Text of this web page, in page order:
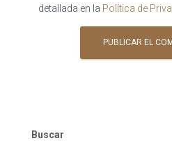
detallada en la Política de
Buscar